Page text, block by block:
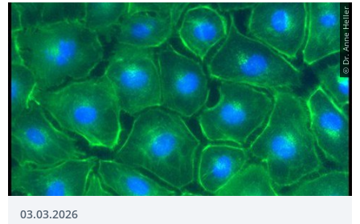
© Dr. Anne Heller
03.03.2026